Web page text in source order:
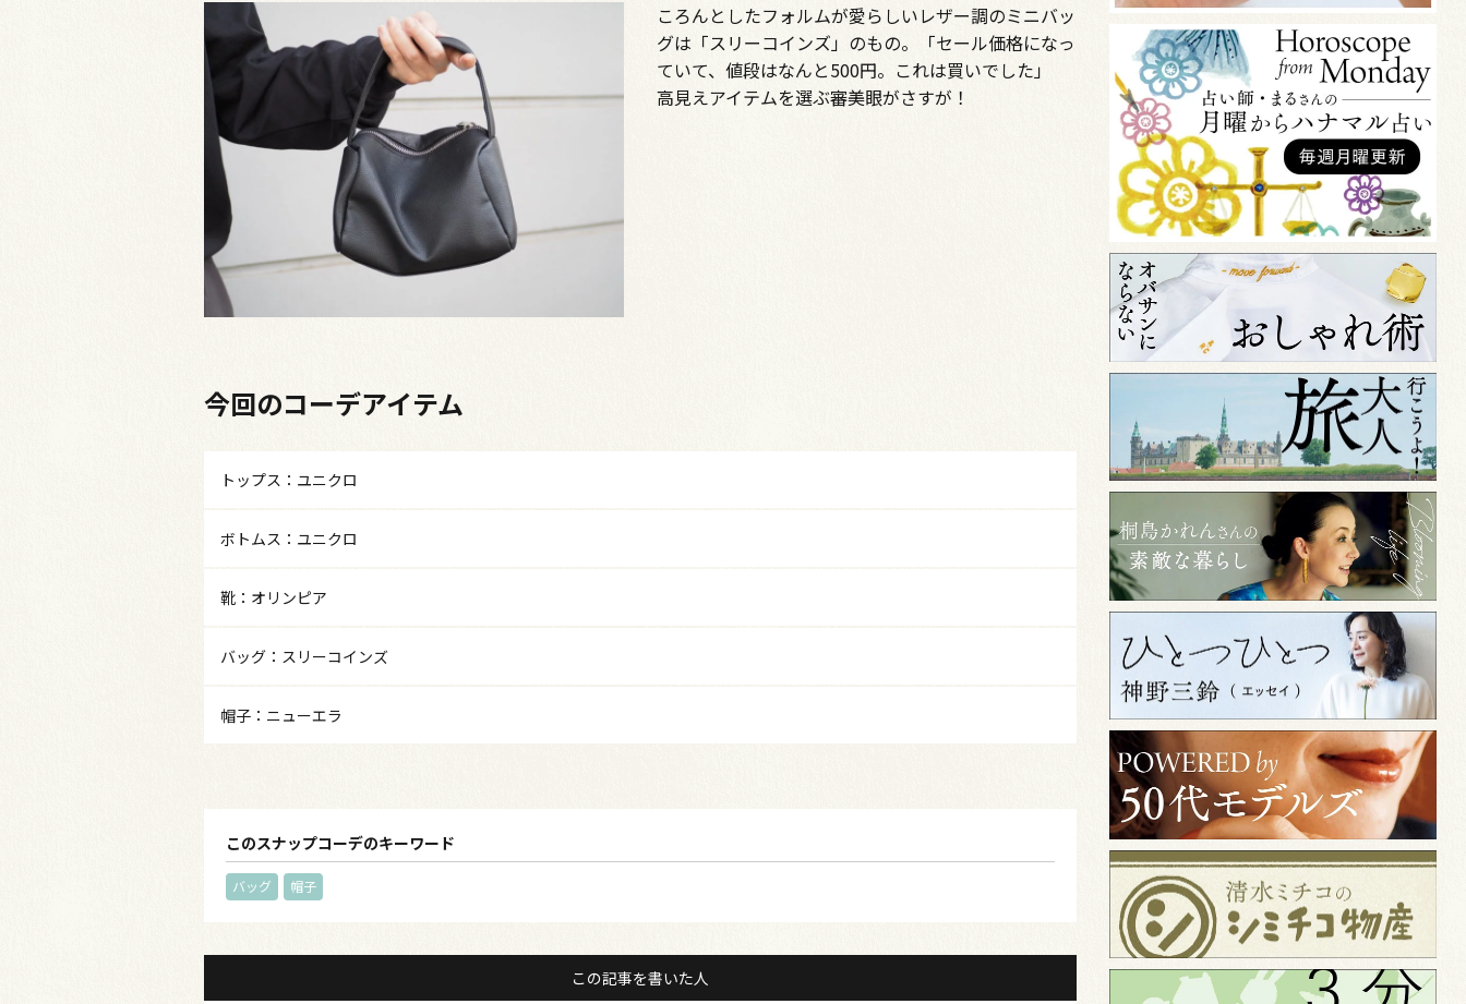
ころんとしたフォルムが愛らしいレザー調のミニバッ
グは「スリーコインズ」のもの。「セール価格になっ
ていて、値段はなんと500円。これは買いでした」
高見えアイテムを選ぶ審美眼がさすが！
今回のコーデアイテム
トップス：ユニクロ
ボトムス：ユニクロ
靴：オリンピア
バッグ：スリーコインズ
帽子：ニューエラ
このスナップコーデのキーワード
バッグ 帽子
この記事を書いた人